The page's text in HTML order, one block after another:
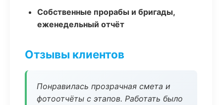
Собственные прорабы и бригады,
еженедельный отчёт
Отзывы клиентов
Понравилась прозрачная смета и
фотоотчёты с этапов. Работать было